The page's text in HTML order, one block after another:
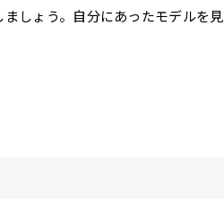
しょう。自分にあったモデルを見